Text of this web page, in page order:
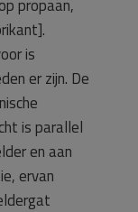
propaan,
is
er zijn. De
is parallel
en aan
ervan